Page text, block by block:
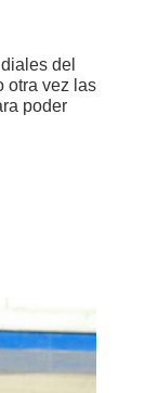
del
otra vez las
poder